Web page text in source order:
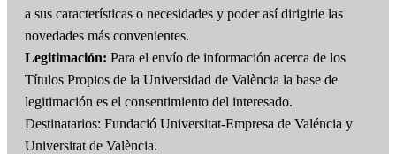
a sus características o necesidades y poder así dirigirle las
novedades más convenientes.
Legitimación: Para el envío de información acerca de los
Títulos Propios de la Universidad de València la base de
legitimación es el consentimiento del interesado.
Destinatarios: Fundació Universitat-Empresa de Valéncia y
Universitat de València.